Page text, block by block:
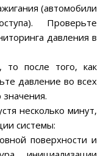
(автомобили
Проверьте
давления в
то после того, как
давление во всех
несколько минут,
системы:
поверхности и